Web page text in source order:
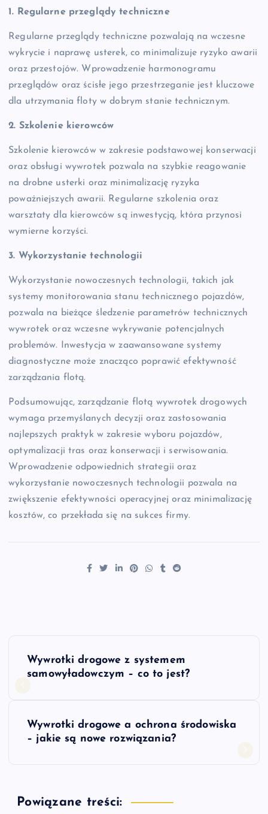
1. Regularne przeglądy techniczne
Regularne przeglądy techniczne pozwalają na wczesne
wykrycie i naprawę usterek, co minimalizuje ryzyko awarii
oraz przestojów. Wprowadzenie harmonogramu
przeglądów oraz ścisłe jego przestrzeganie jest kluczowe
dla utrzymania floty w dobrym stanie technicznym.
2. Szkolenie kierowców
Szkolenie kierowców w zakresie podstawowej konserwacji
oraz obsługi wywrotek pozwala na szybkie reagowanie
na drobne usterki oraz minimalizację ryzyka
poważniejszych awarii. Regularne szkolenia oraz
warsztaty dla kierowców są inwestycją, która przynosi
wymierne korzyści.
3. Wykorzystanie technologii
Wykorzystanie nowoczesnych technologii, takich jak
systemy monitorowania stanu technicznego pojazdów,
pozwala na bieżące śledzenie parametrów technicznych
wywrotek oraz wczesne wykrywanie potencjalnych
problemów. Inwestycja w zaawansowane systemy
diagnostyczne może znacząco poprawić efektywność
zarządzania flotą.
Podsumowując, zarządzanie flotą wywrotek drogowych
wymaga przemyślanych decyzji oraz zastosowania
najlepszych praktyk w zakresie wyboru pojazdów,
optymalizacji tras oraz konserwacji i serwisowania.
Wprowadzenie odpowiednich strategii oraz
wykorzystanie nowoczesnych technologii pozwala na
zwiększenie efektywności operacyjnej oraz minimalizację
kosztów, co przekłada się na sukces firmy.
N
a
Wywrotki drogowe z systemem
samowyładowczym – co to jest?
Wywrotki drogowe a ochrona środowiska
– jakie są nowe rozwiązania?
Powiązane treści: